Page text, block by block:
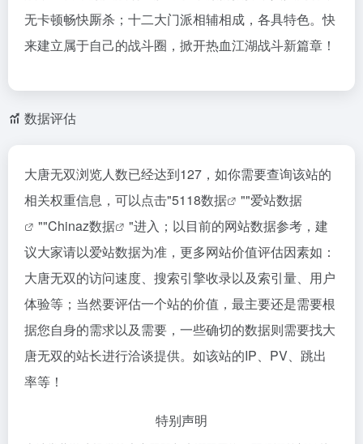
无卡顿畅快厮杀；十二大门派相辅相成，各具特色。快
来建立属于自己的战斗圈，掀开热血江湖战斗新篇章！
数据评估
大唐无双浏览人数已经达到127，如你需要查询该站的
相关权重信息，可以点击"5118数据 ""爱站数据
""Chinaz数据
"进入；以目前的网站数据参考，建
议大家请以爱站数据为准，更多网站价值评估因素如：
大唐无双的访问速度、搜索引擎收录以及索引量、用户
体验等；当然要评估一个站的价值，最主要还是需要根
据您自身的需求以及需要，一些确切的数据则需要找大
唐无双的站长进行洽谈提供。如该站的IP、PV、跳出
率等！
特别声明